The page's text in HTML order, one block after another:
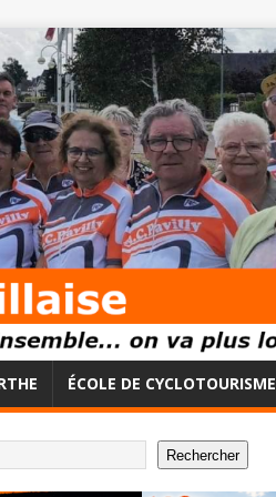
ÉCOLE DE CYCLOTOURISME
Rechercher